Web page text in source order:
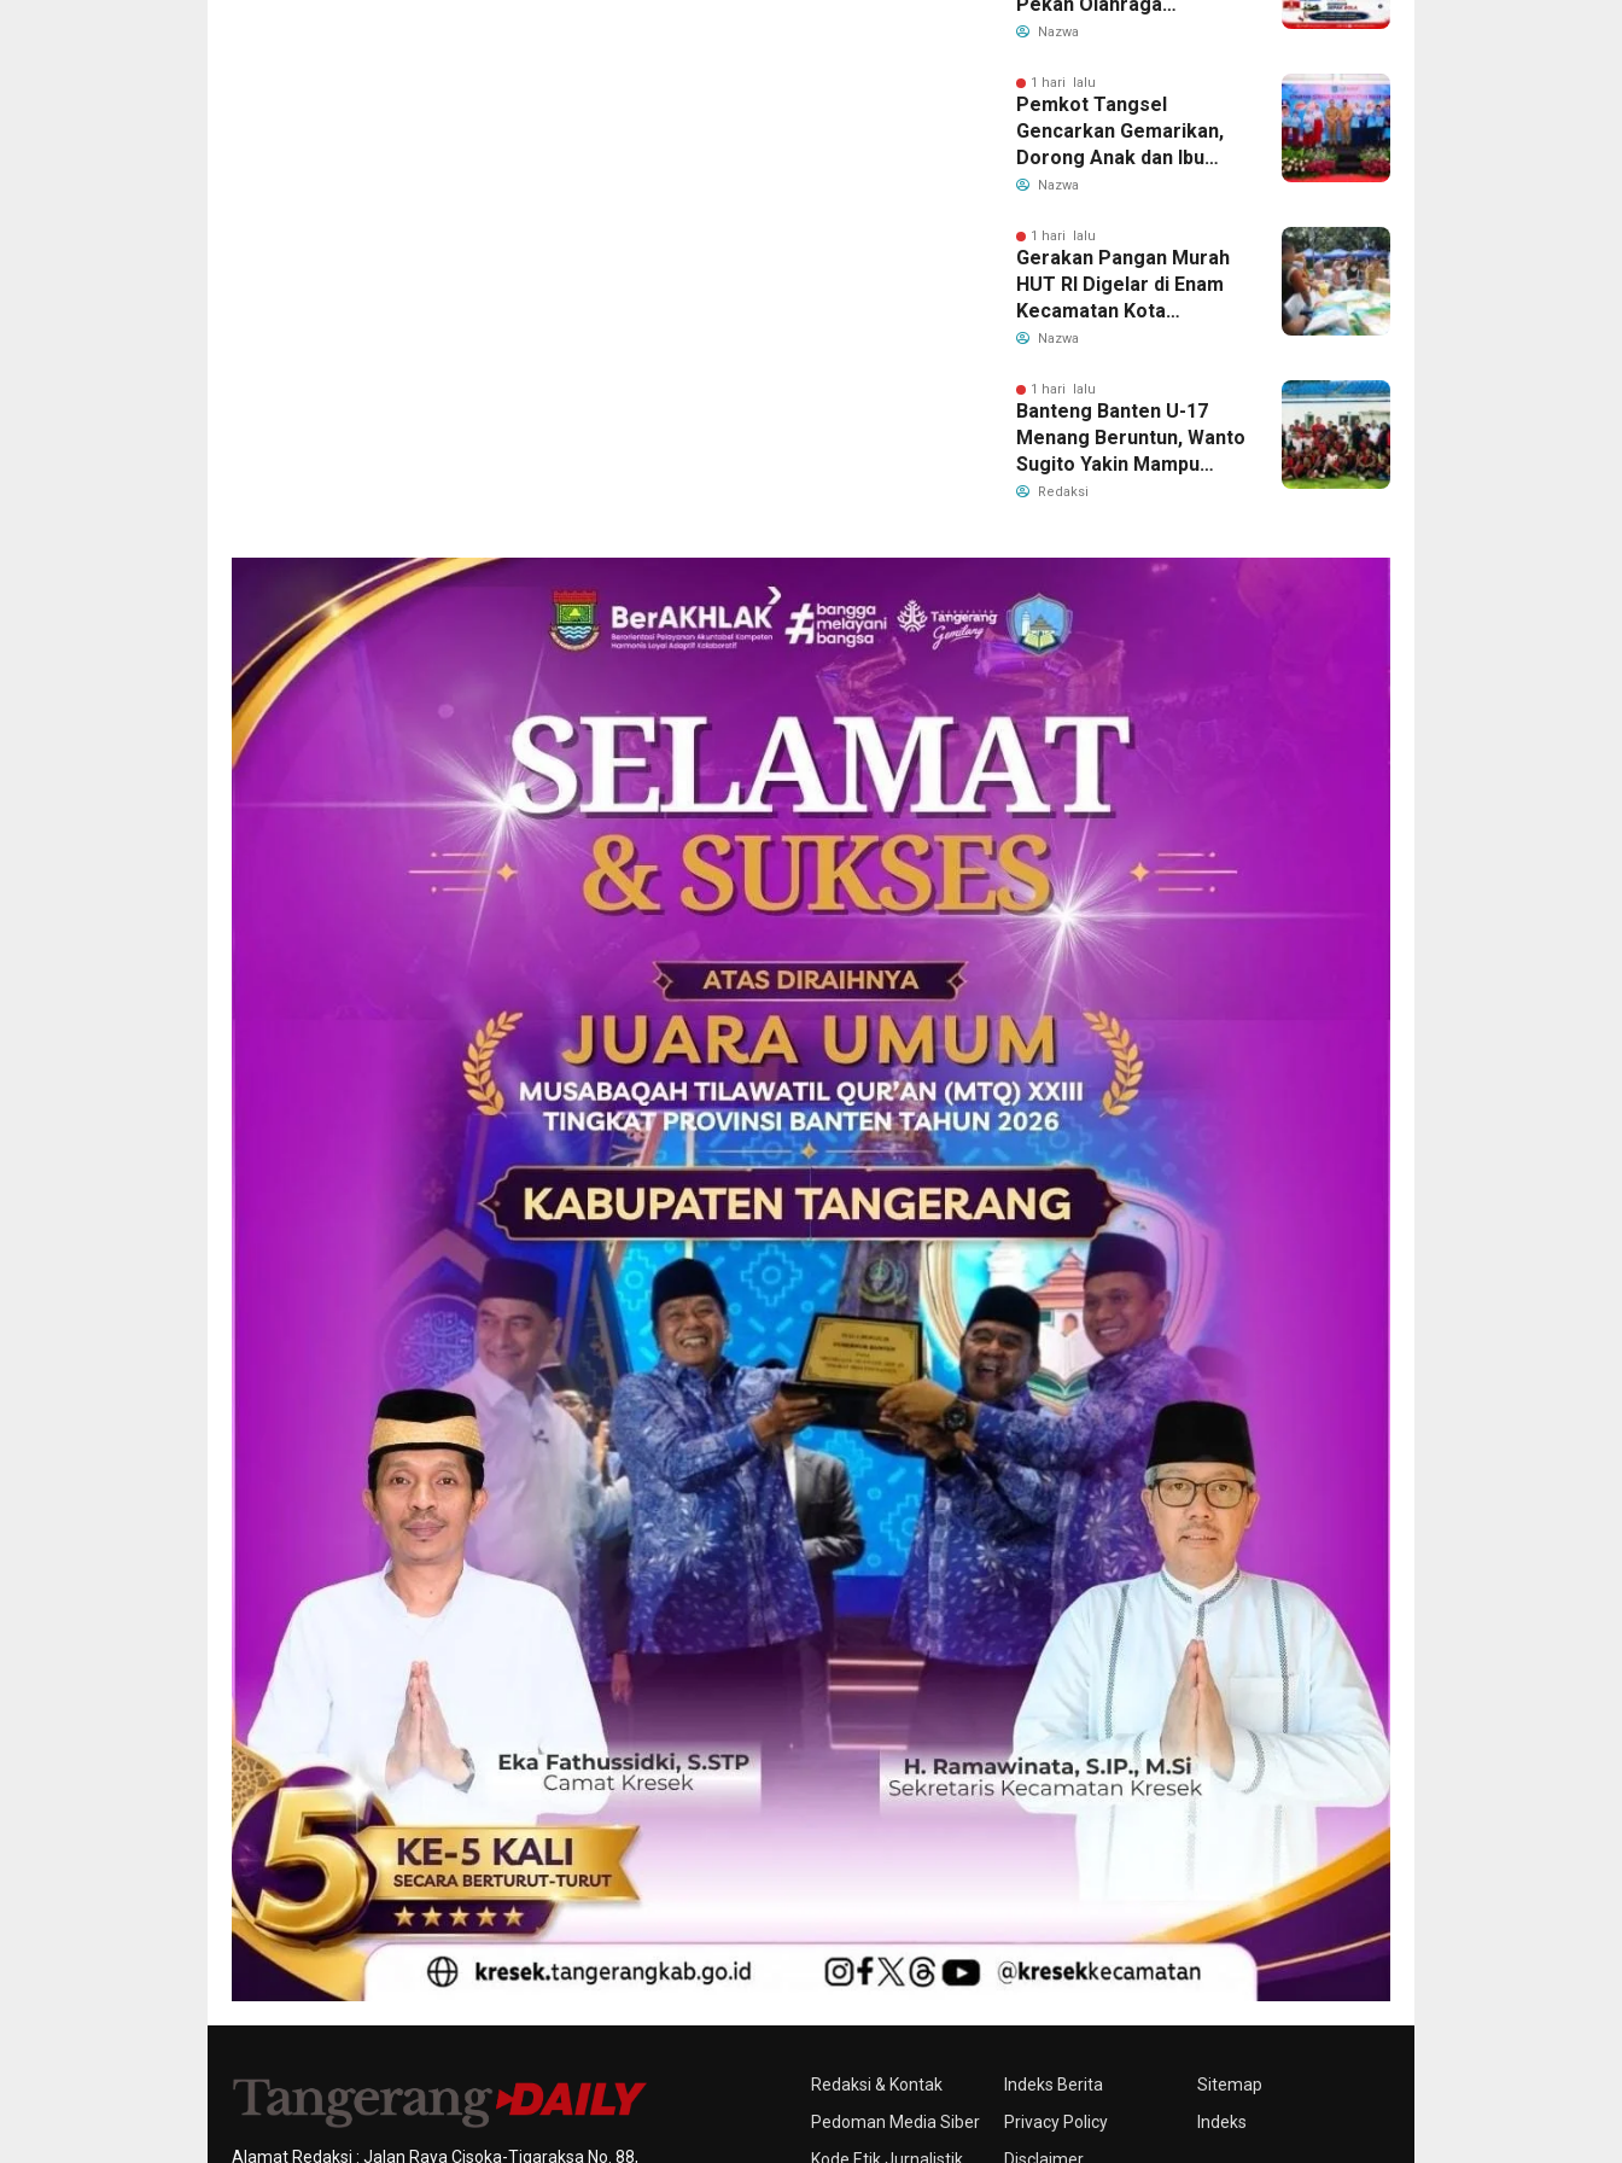
Kecamatan Kresek 2026
Nazwa
1 hari lalu
Pemkot Tangsel
Gencarkan Gemarikan,
Dorong Anak dan Ibu
Hamil Penuhi Protein
Nazwa
1 hari lalu
Gerakan Pangan Murah
HUT RI Digelar di Enam
Kecamatan Kota
Tangerang, Catat
Nazwa
1 hari lalu
Banteng Banten U-17
Menang Beruntun, Wanto
Sugito Yakin Mampu
Juara Soekarno Cup
Redaksi
Redaksi & Kontak
Pedoman Media Siber
Indeks Berita
Privacy Policy
Sitemap
Indeks
Alamat Redaksi : Jalan Raya Cisoka-Tigaraksa No. 88,